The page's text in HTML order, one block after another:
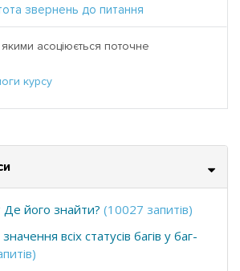
звернень до питання
якими асоціюється поточне
курсу
його знайти? (10027 запитів)
всіх статусів багів у баг-